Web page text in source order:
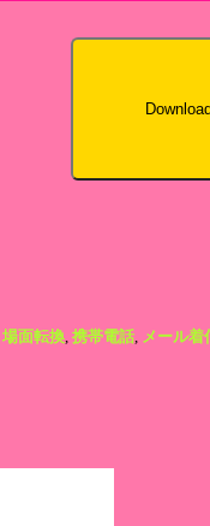
場面転換, 携帯電話, メール着